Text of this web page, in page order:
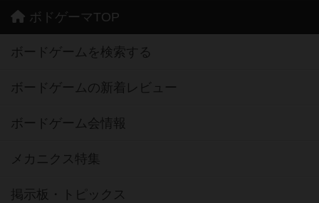
ボドゲーマTOP
ボードゲームを検索する
ボードゲームの新着レビュー
ボードゲーム会情報
メカニクス特集
掲示板・トピックス